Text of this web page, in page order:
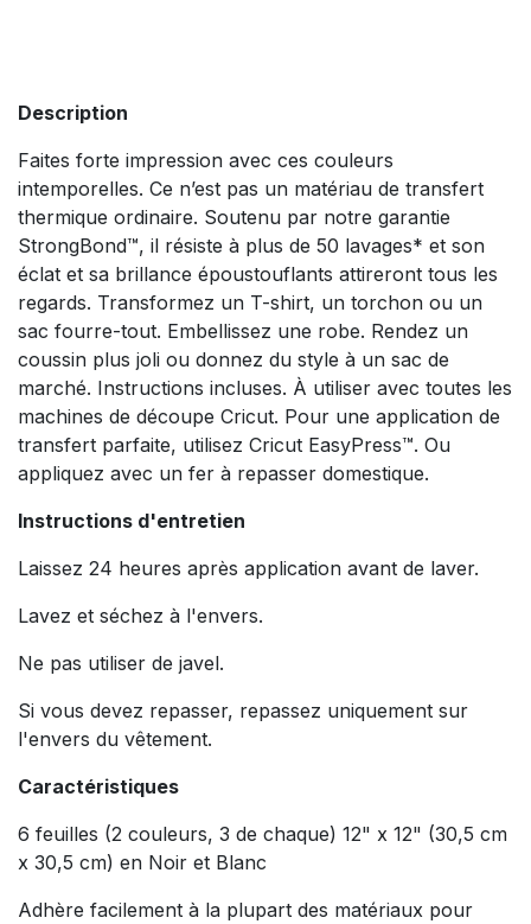
Description
Faites forte impression avec ces couleurs
intemporelles. Ce n’est pas un matériau de transfert
thermique ordinaire. Soutenu par notre garantie
StrongBond™, il résiste à plus de 50 lavages* et son
éclat et sa brillance époustouflants attireront tous les
regards. Transformez un T-shirt, un torchon ou un
sac fourre-tout. Embellissez une robe. Rendez un
coussin plus joli ou donnez du style à un sac de
marché. Instructions incluses. À utiliser avec toutes les
machines de découpe Cricut. Pour une application de
transfert parfaite, utilisez Cricut EasyPress™. Ou
appliquez avec un fer à repasser domestique.
Instructions d'entretien
Laissez 24 heures après application avant de laver.
Lavez et séchez à l'envers.
Ne pas utiliser de javel.
Si vous devez repasser, repassez uniquement sur
l'envers du vêtement.
Caractéristiques
6 feuilles (2 couleurs, 3 de chaque) 12" x 12" (30,5 cm
x 30,5 cm) en Noir et Blanc
Adhère facilement à la plupart des matériaux pour